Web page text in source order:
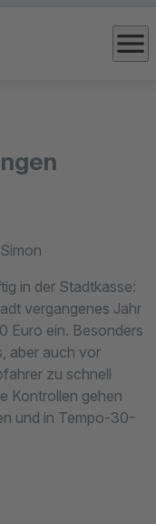
menu
in der Stadtkasse:
vergangenes Jahr
Euro ein. Besonders
aber auch vor
zu schnell
Kontrollen gehen
und in Tempo-30-